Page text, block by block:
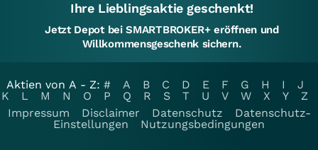
Ihre Lieblingsaktie geschenkt!
Jetzt Depot bei SMARTBROKER+ eröffnen und
Willkommensgeschenk sichern.
Aktien von A - Z: # A B C D E F G H I
J
K
L M N O P Q R S T U V W X Y
Z
Impressum
Disclaimer Datenschutz
Datenschutz-
Einstellungen
Nutzungsbedingungen